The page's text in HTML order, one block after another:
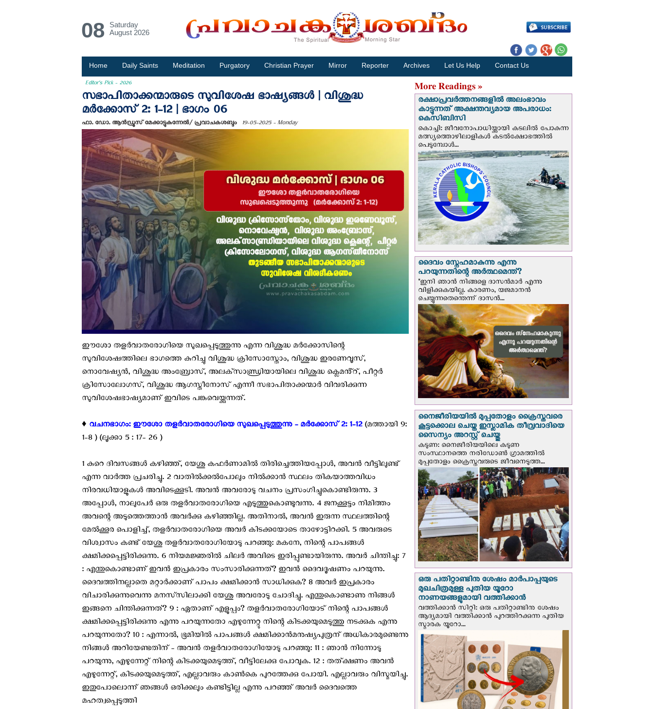
08
Saturday
August 2026
Home Daily Saints Meditation Purgatory Christian Prayer Mirror Reporter Archives Let Us Help Contact Us
Editor's Pick - 2026
സഭാപിതാക്കന്മാരുടെ സുവിശേഷ ഭാഷ്യങ്ങള്‍ | വിശുദ്ധ
മര്‍ക്കോസ് 2: 1-12 | ഭാഗം 06
ഫാ. ഡോ. ആന്‍ഡ്രൂസ് മേക്കാട്ടുകുന്നേല്‍/ പ്രവാചകശബ്ദം 19-05-2025 - Monday
ഈശോ തളര്‍വാതരോഗിയെ സുഖപ്പെടുത്തുന്നു എന്ന വിശുദ്ധ മര്‍ക്കോസിന്റെ
സുവിശേഷത്തിലെ ഭാഗത്തെ കുറിച്ചു വിശുദ്ധ ക്രിസോസ്തോം, വിശുദ്ധ ഇരണേവൂസ്,
നൊവേഷ്യൻ, വിശുദ്ധ അംബ്രോസ്, അലക്‌സാണ്ഡ്രിയായിലെ വിശുദ്ധ ക്ലെമൻ്റ്, പീറ്റർ
ക്രിസോലോഗസ്, വിശുദ്ധ ആഗസ്തീനോസ് എന്നീ സഭാപിതാക്കന്മാര്‍ വിവരിക്കുന്ന
സുവിശേഷഭാഷ്യമാണ് ഇവിടെ പങ്കുവെയ്ക്കുന്നത്.
♦️ വചനഭാഗം: ഈശോ തളര്‍വാതരോഗിയെ സുഖപ്പെടുത്തുന്നു - മര്‍ക്കോസ് 2: 1-12 (മത്തായി 9:
1-8 ) (ലൂക്കാ 5 : 17- 26 )
1 കുറെ ദിവസങ്ങള്‍ കഴിഞ്ഞ്, യേശു കഫര്‍ണാമില്‍ തിരിച്ചെത്തിയപ്പോള്‍, അവന്‍ വീട്ടിലുണ്ട്
എന്ന വാര്‍ത്ത പ്രചരിച്ചു. 2 വാതില്‍ക്കല്‍പോലും നില്‍ക്കാന്‍ സ്ഥലം തികയാത്തവിധം
നിരവധിയാളുകള്‍ അവിടെക്കൂടി. അവന്‍ അവരോടു വചനം പ്രസംഗിച്ചുകൊണ്ടിരുന്നു. 3
അപ്പോള്‍, നാലുപേര്‍ ഒരു തളര്‍വാതരോഗിയെ എടുത്തുകൊണ്ടുവന്നു. 4 ജനക്കൂട്ടം നിമിത്തം
അവന്റെ അടുത്തെത്താന്‍ അവര്‍ക്കു കഴിഞ്ഞില്ല. അതിനാല്‍, അവന്‍ ഇരുന്ന സ്ഥലത്തിന്റെ
മേല്‍ക്കൂര പൊളിച്ച്, തളര്‍വാതരോഗിയെ അവര്‍ കിടക്കയോടെ താഴോട്ടിറക്കി. 5 അവരുടെ
വിശ്വാസം കണ്ട് യേശു തളര്‍വാതരോഗിയോടു പറഞ്ഞു: മകനേ, നിന്റെ പാപങ്ങള്‍
ക്ഷമിക്കപ്പെട്ടിരിക്കുന്നു. 6 നിയമജ്ഞരില്‍ ചിലര്‍ അവിടെ ഇരിപ്പുണ്ടായിരുന്നു. അവര്‍ ചിന്തിച്ചു: 7
: എന്തുകൊണ്ടാണ് ഇവന്‍ ഇപ്രകാരം സംസാരിക്കുന്നത്? ഇവന്‍ ദൈവദൂഷണം പറയുന്നു.
ദൈവത്തിനല്ലാതെ മറ്റാര്‍ക്കാണ് പാപം ക്ഷമിക്കാന്‍ സാധിക്കുക? 8 അവര്‍ ഇപ്രകാരം
വിചാരിക്കുന്നുവെന്നു മനസ്‌സിലാക്കി യേശു അവരോടു ചോദിച്ചു. എന്തുകൊണ്ടാണു നിങ്ങള്‍
ഇങ്ങനെ ചിന്തിക്കുന്നത്? 9 : ഏതാണ് എളുപ്പം? തളര്‍വാതരോഗിയോട് നിന്റെ പാപങ്ങള്‍
ക്ഷമിക്കപ്പെട്ടിരിക്കുന്നു എന്നു പറയുന്നതോ എഴുന്നേറ്റു നിന്റെ കിടക്കയുമെടുത്തു നടക്കുക എന്നു
പറയുന്നതോ? 10 : എന്നാല്‍, ഭൂമിയില്‍ പാപങ്ങള്‍ ക്ഷമിക്കാന്‍മനുഷ്യപുത്രന് അധികാരമുണ്ടെന്നു
നിങ്ങള്‍ അറിയേണ്ടതിന് - അവന്‍ തളര്‍വാതരോഗിയോടു പറഞ്ഞു: 11 : ഞാന്‍ നിന്നോടു
പറയുന്നു, എഴുന്നേറ്റ് നിന്റെ കിടക്കയുമെടുത്ത്, വീട്ടിലേക്കു പോവുക. 12 : തത്ക്ഷണം അവന്‍
എഴുന്നേറ്റ്, കിടക്കയുമെടുത്ത്, എല്ലാവരും കാണ്‍കെ പുറത്തേക്കു പോയി. എല്ലാവരും വിസ്മയിച്ചു.
ഇതുപോലൊന്ന് ഞങ്ങള്‍ ഒരിക്കലും കണ്ടിട്ടില്ല എന്നു പറഞ്ഞ് അവര്‍ ദൈവത്തെ
മഹത്വപ്പെടുത്തി
More Readings »
രക്ഷാപ്രവര്‍ത്തനങ്ങളില്‍ അലംഭാവം
കാട്ടുന്നത് അക്ഷന്തവ്യമായ അപരാധം:
കെസിബിസി
കൊച്ചി: ജീവനോപാധിയ്ക്കായി കടലില്‍ പോകുന്ന
മത്സ്യത്തൊഴിലാളികള്‍ കടല്‍ക്ഷോഭത്തില്‍
പെടുമ്പോള്‍...
ദൈവം സ്നേഹമാകുന്നു എന്നു
പറയുന്നതിന്റെ അർത്ഥമെന്ത്?
"ഇനി ഞാന്‍ നിങ്ങളെ ദാസന്‍മാര്‍ എന്നു
വിളിക്കുകയില്ല. കാരണം, യജമാനന്‍
ചെയ്യുന്നതെന്തെന്ന് ദാസന്‍...
നൈജീരിയയില്‍ മുപ്പതോളം ക്രൈസ്തവരെ
കൂട്ടക്കൊല ചെയ്ത ഇസ്ലാമിക തീവ്രവാദിയെ
സൈന്യം അറസ്റ്റ് ചെയ്തു
കടുണ: നൈജീരിയയിലെ കടുണ
സംസ്ഥാനത്തെ നരിഡോൺ ഗ്രാമത്തിൽ
മുപ്പതോളം ക്രൈസ്തവരുടെ ജീവനെടുത്ത...
ഒരു പതിറ്റാണ്ടിനു ശേഷം മാർപാപ്പയുടെ
മുഖചിത്രമുള്ള പുതിയ യൂറോ
നാണയങ്ങളുമായി വത്തിക്കാന്‍
വത്തിക്കാന്‍ സിറ്റി: ഒരു പതിറ്റാണ്ടിനു ശേഷം
ആദ്യമായി വത്തിക്കാൻ പുറത്തിറക്കുന്ന പുതിയ
സ്മാരക യൂറോ...